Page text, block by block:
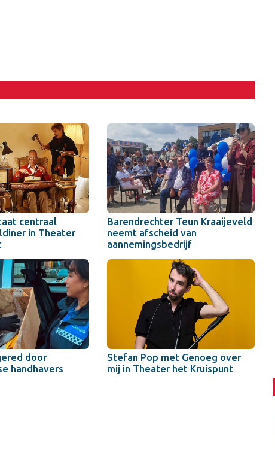
centraal
in Theater
Barendrechter Teun Kraaijeveld
neemt afscheid van
aannemingsbedrijf
door
handhavers
Stefan Pop met Genoeg over
mij in Theater het Kruispunt